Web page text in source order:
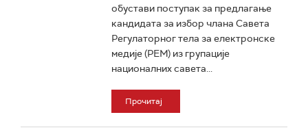
обустави поступак за предлагање
кандидата за избор члана Савета
Регулаторног тела за електронске
медије (РЕМ) из групације
националних савета...
Прочитај